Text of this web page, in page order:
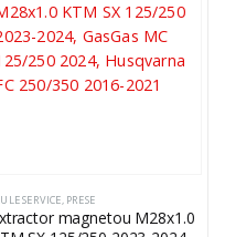
SERVICE, PRESE
magnetou M28x1.0